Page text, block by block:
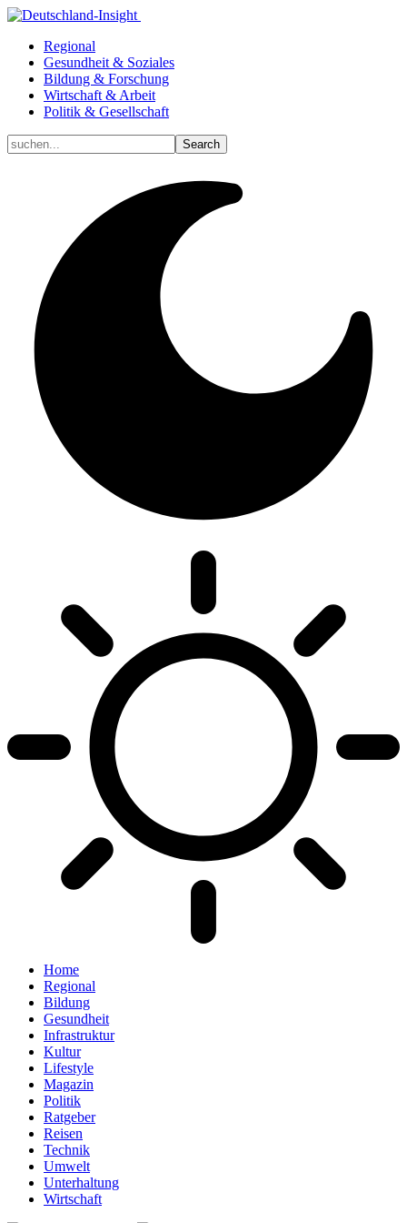
Regional
Gesundheit & Soziales
Bildung & Forschung
Wirtschaft & Arbeit
Politik & Gesellschaft
Home
Regional
Bildung
Gesundheit
Infrastruktur
Kultur
Lifestyle
Magazin
Politik
Ratgeber
Reisen
Technik
Umwelt
Unterhaltung
Wirtschaft